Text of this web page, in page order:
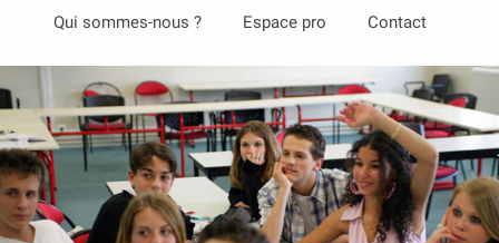
principal
Qui sommes-nous ? Espace pro Contact